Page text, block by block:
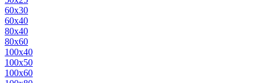
60х30
60х40
80х40
80х60
100х40
100х50
100х60